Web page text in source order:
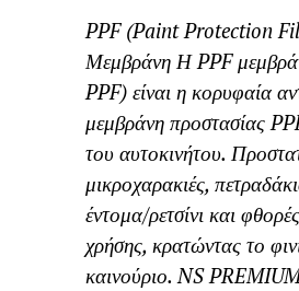
PPF (Paint Protection
Μεμβράνη Η PPF
PPF) είναι η κορυφαία
μεμβράνη προστασίας
του αυτοκινήτου.
μικροχαρακιές,
έντομα/ρετσίνι και
χρήσης, κρατώντας το
καινούριο. NS